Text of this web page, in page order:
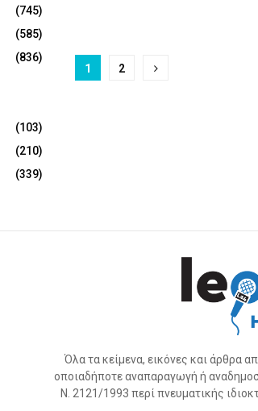
Posts
1 2
(745)
(585)
(836)
(103)
(210)
(339)
Όλα τα κείμενα, εικόνες και άρθρα
οποιαδήποτε αναπαραγωγή ή
Ν. 2121/1993 περί πνευματικής